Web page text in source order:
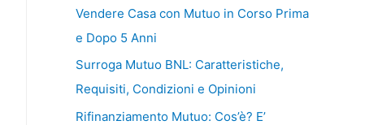
Vendere Casa con Mutuo in Corso Prima
e Dopo 5 Anni
Surroga Mutuo BNL: Caratteristiche,
Requisiti, Condizioni e Opinioni
Rifinanziamento Mutuo: Cos’è? E’